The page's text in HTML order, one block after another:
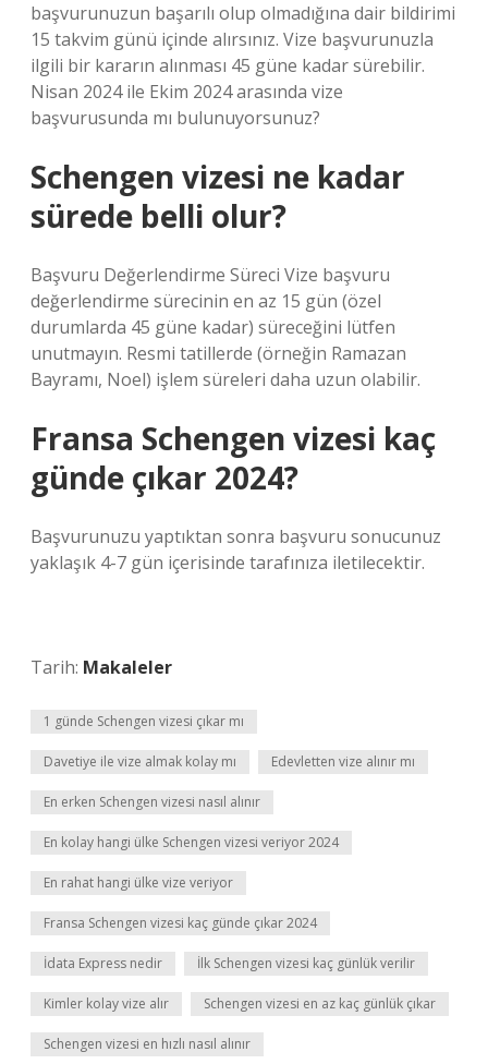
başvurunuzun başarılı olup olmadığına dair bildirimi
15 takvim günü içinde alırsınız. Vize başvurunuzla
ilgili bir kararın alınması 45 güne kadar sürebilir.
Nisan 2024 ile Ekim 2024 arasında vize
başvurusunda mı bulunuyorsunuz?
Schengen vizesi ne kadar
sürede belli olur?
Başvuru Değerlendirme Süreci Vize başvuru
değerlendirme sürecinin en az 15 gün (özel
durumlarda 45 güne kadar) süreceğini lütfen
unutmayın. Resmi tatillerde (örneğin Ramazan
Bayramı, Noel) işlem süreleri daha uzun olabilir.
Fransa Schengen vizesi kaç
günde çıkar 2024?
Başvurunuzu yaptıktan sonra başvuru sonucunuz
yaklaşık 4-7 gün içerisinde tarafınıza iletilecektir.
Tarih: Makaleler
1 günde Schengen vizesi çıkar mı
Davetiye ile vize almak kolay mı Edevletten vize alınır mı
En erken Schengen vizesi nasıl alınır
En kolay hangi ülke Schengen vizesi veriyor 2024
En rahat hangi ülke vize veriyor
Fransa Schengen vizesi kaç günde çıkar 2024
İdata Express nedir İlk Schengen vizesi kaç günlük verilir
Kimler kolay vize alır Schengen vizesi en az kaç günlük çıkar
Schengen vizesi en hızlı nasıl alınır